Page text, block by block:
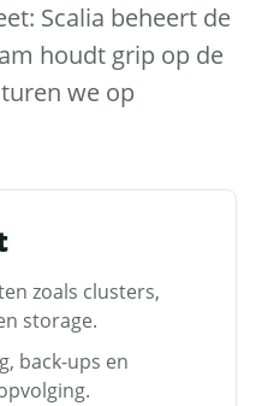
Scalia beheert de
houdt grip op de
we op
zoals clusters,
storage.
back-ups en